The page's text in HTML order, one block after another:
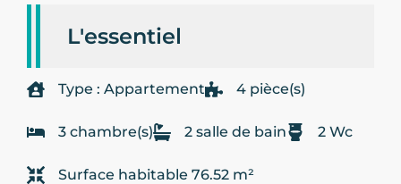
L'essentiel
Type : Appartement 4 pièce(s)
3 chambre(s) 2 salle de bain 2 Wc
Surface habitable 76.52 m²